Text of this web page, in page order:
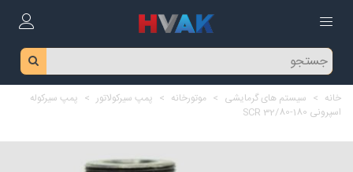
خانه > سیستم های گرمایشی > موتورخانه > پمپ سیرکولاتور > پمپ سیرکوله
اسپرونی SCR 32/80-180